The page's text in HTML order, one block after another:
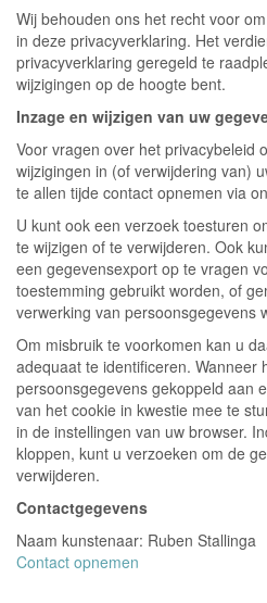
Wij behouden ons het recht voor
in deze privacyverklaring. Het
privacyverklaring geregeld te
wijzigingen op de hoogte bent.
Inzage en wijzigen van uw
Voor vragen over het privacybeleid
wijzigingen in (of verwijdering van)
te allen tijde contact opnemen via
U kunt ook een verzoek toesturen
te wijzigen of te verwijderen. Ook
een gegevensexport op te vragen
toestemming gebruikt worden, of
verwerking van persoonsgegevens
Om misbruik te voorkomen kan u
adequaat te identificeren. Wanneer
persoonsgegevens gekoppeld aan
van het cookie in kwestie mee te
in de instellingen van uw browser.
kloppen, kunt u verzoeken om de
verwijderen.
Contactgegevens
Naam kunstenaar: Ruben Stallinga
Contact opnemen